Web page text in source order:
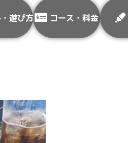
遊び方 コース・料金